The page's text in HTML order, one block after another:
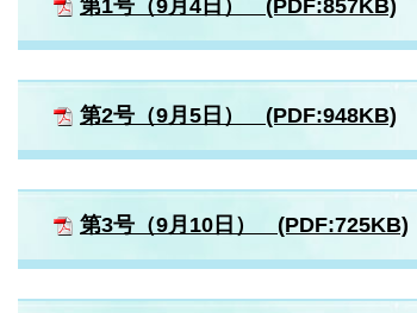
第1号（9月4日） (PDF:857KB)
第2号（9月5日） (PDF:948KB)
第3号（9月10日） (PDF:725KB)